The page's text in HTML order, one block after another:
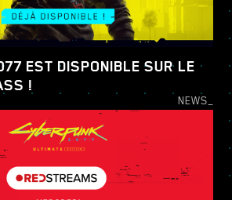
EST DISPONIBLE SUR LE
!
NEWS_